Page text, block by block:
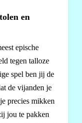
en
epische
tegen talloze
spel ben jij de
de vijanden je
precies mikken
jou te pakken